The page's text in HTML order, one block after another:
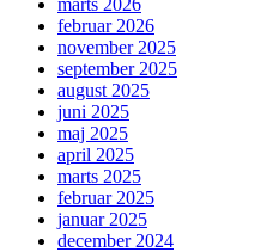
marts 2026
februar 2026
november 2025
september 2025
august 2025
juni 2025
maj 2025
april 2025
marts 2025
februar 2025
januar 2025
december 2024